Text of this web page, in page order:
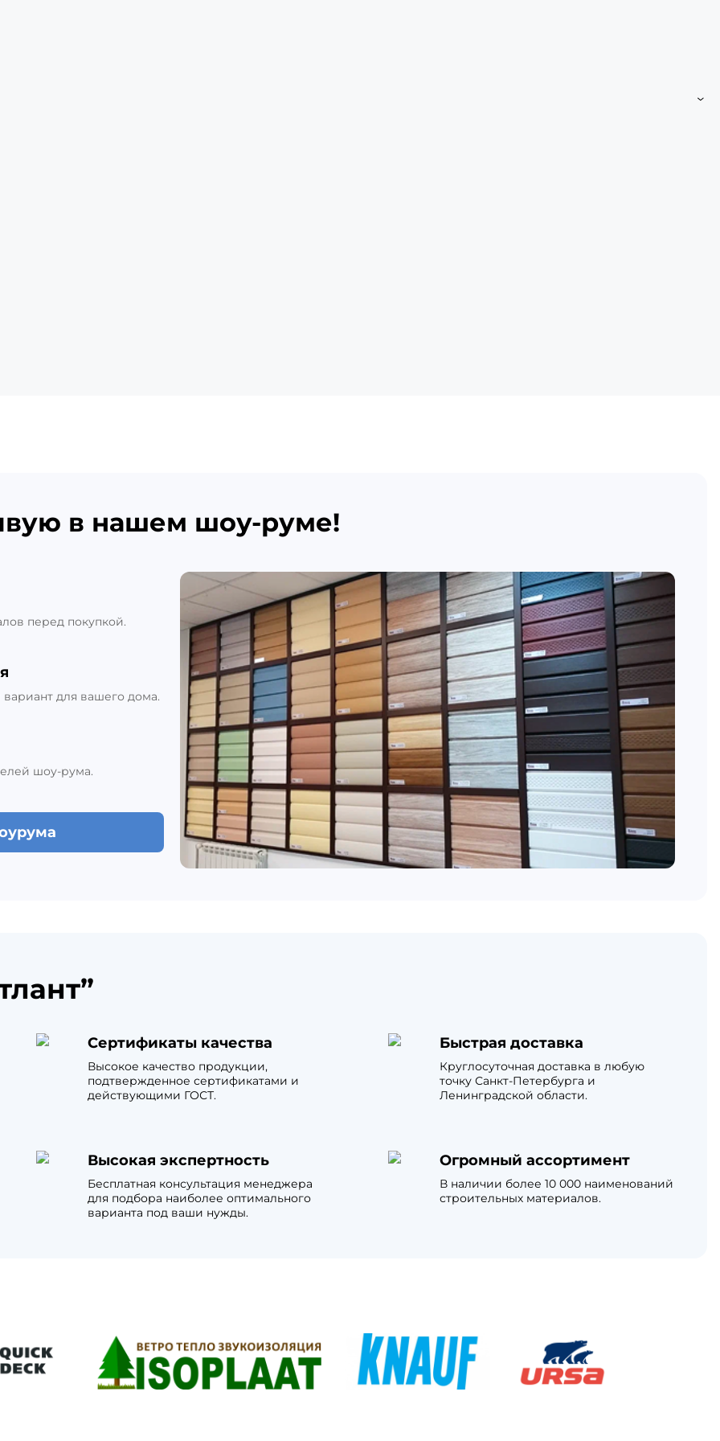
в нашем шоу-руме!
перед покупкой.
для вашего дома.
шоу-рума.
Сертификаты качества
Высокое качество продукции,
подтвержденное сертификатами и
действующими ГОСТ.
Быстрая доставка
Круглосуточная доставка в любую
точку Санкт-Петербурга и
Ленинградской области.
Высокая экспертность
Бесплатная консультация менеджера
для подбора наиболее оптимального
варианта под ваши нужды.
Огромный ассортимент
В наличии более 10 000 наименований
строительных материалов.